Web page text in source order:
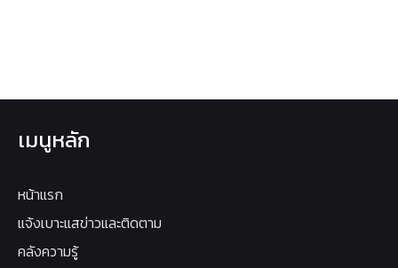
เมนูหลัก
หน้าแรก
แจ้งเบาะแสข่าวและติดตาม
คลังความรู้